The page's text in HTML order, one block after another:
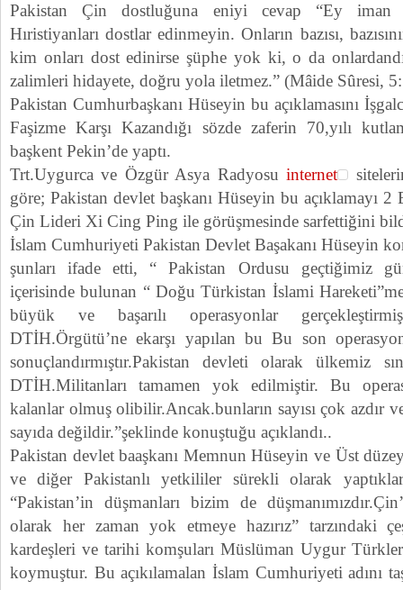
Pakistan Çin dostluğuna eniyi cevap “Ey iman
Hıristiyanları dostlar edinmeyin. Onların bazısı,
kim onları dost edinirse şüphe yok ki, o da
zalimleri hidayete, doğru yola iletmez.” (Mâide Sûresi,
Pakistan Cumhurbaşkanı Hüseyin bu açıklamasını
Faşizme Karşı Kazandığı sözde zaferin 70,yılı
başkent Pekin’de yaptı.
Trt.Uygurca ve Özgür Asya Radyosu internet
göre; Pakistan devlet başkanı Hüseyin bu açıklamayı
Çin Lideri Xi Cing Ping ile görüşmesinde sarfettiğini
İslam Cumhuriyeti Pakistan Devlet Başakanı Hüseyin
şunları ifade etti, “ Pakistan Ordusu geçtiğimiz
içerisinde bulunan “ Doğu Türkistan İslami
büyük ve başarılı operasyonlar
DTİH.Örgütü’ne ekarşı yapılan bu Bu son
sonuçlandırmıştır.Pakistan devleti olarak ülkemiz
DTİH.Militanları tamamen yok edilmiştir. Bu
kalanlar olmuş olibilir.Ancak.bunların sayısı çok azdır
sayıda değildir.”şeklinde konuştuğu açıklandı..
Pakistan devlet baaşkanı Memnun Hüseyin ve Üst
ve diğer Pakistanlı yetkililer sürekli olarak
“Pakistan’in düşmanları bizim de
olarak her zaman yok etmeye hazırız” tarzındaki
kardeşleri ve tarihi komşuları Müslüman Uygur
koymuştur. Bu açıkılamalan İslam Cumhuriyeti adını